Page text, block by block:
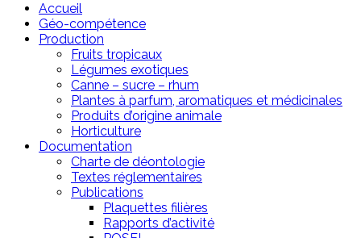
Accueil
Géo-compétence
Production
Fruits tropicaux
Légumes exotiques
Canne – sucre – rhum
Plantes à parfum, aromatiques et médicinales
Produits d’origine animale
Horticulture
Documentation
Charte de déontologie
Textes réglementaires
Publications
Plaquettes filières
Rapports d’activité